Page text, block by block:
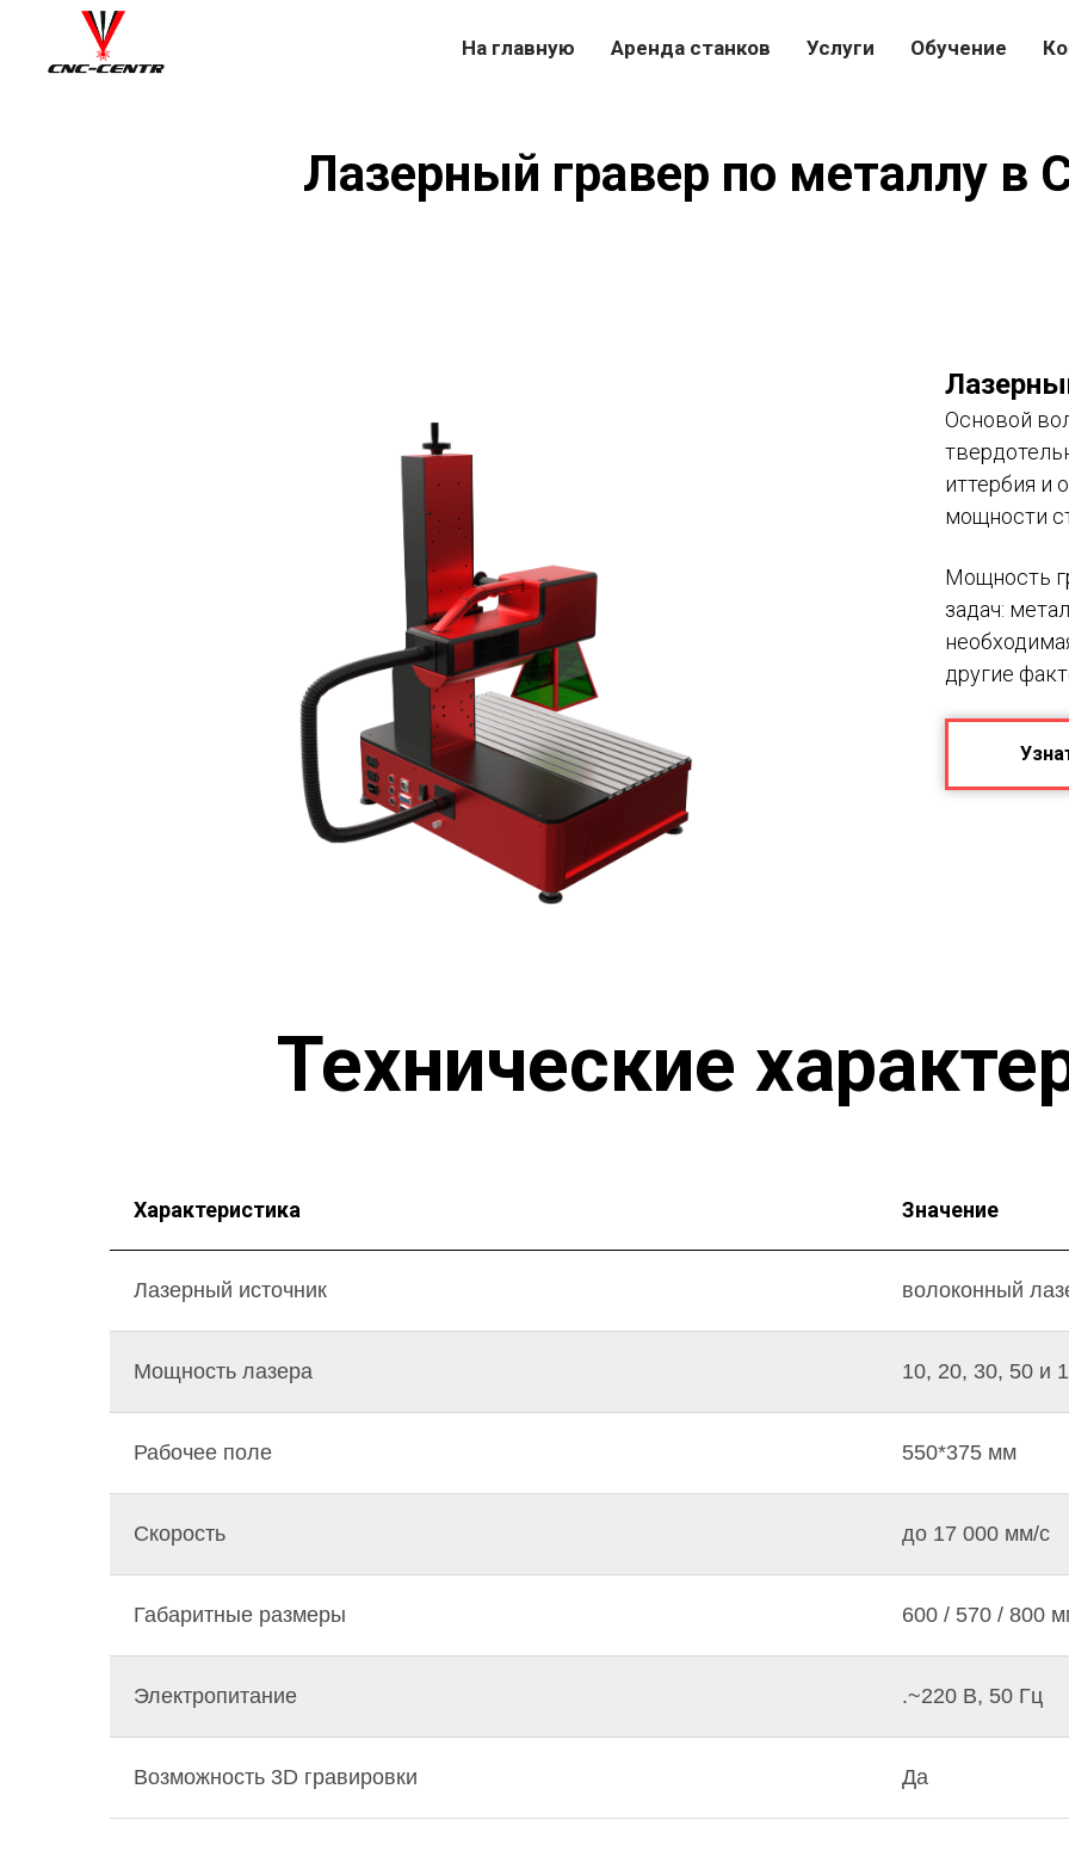
На главную Аренда станков Услуги Обучение
Лазерный гравер по металлу в
Основой
иттербия и
мощности
Мощность
задач:
другие
Технические
Характеристика Значение
Лазерный источник волоконный
Мощность лазера 10, 20, 30, 50 и
Рабочее поле 550*375 мм
Скорость до 17 000 мм/c
Габаритные размеры 600 / 570 / 800
Электропитание .~220 В, 50 Гц
Возможность 3D гравировки Да